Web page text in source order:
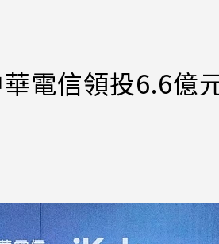
電信領投6.6億